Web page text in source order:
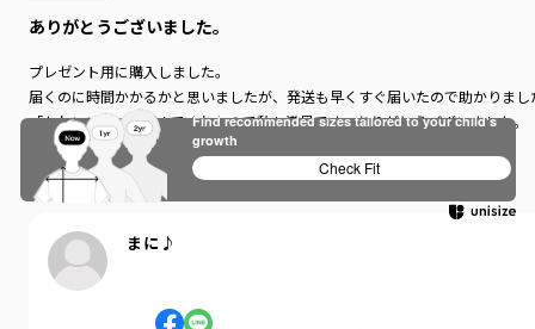
ありがとうございました。
プレゼント用に購入しました。
届くのに時間かかるかと思いましたが、発送も早くすぐ届いたので助かりまし
「かわいい！」と喜んでくれたので私も満足です。ありがとうございました。
もっと見る…
まに♪
Find recommended sizes tailored to your child's
growth
Check Fit